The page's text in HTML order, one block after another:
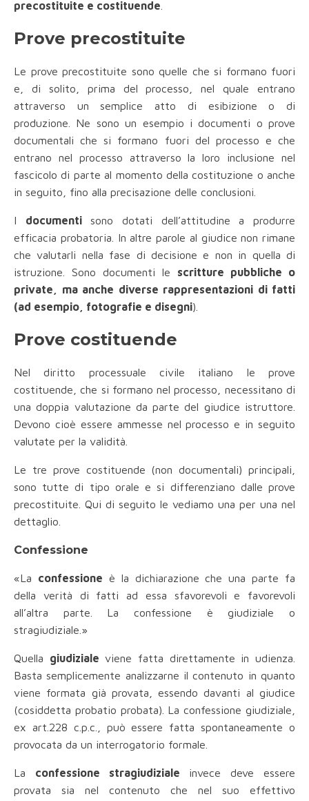
precostituite e costituende
Prove precostituite
Le prove precostituite sono quelle che si formano fuori
e, di solito, prima del processo, nel quale entrano
attraverso un semplice atto di esibizione o di
produzione. Ne sono un esempio i documenti o prove
documentali che si formano fuori del processo e che
entrano nel processo attraverso la loro inclusione nel
fascicolo di parte al momento della costituzione o anche
in seguito, fino alla precisazione delle conclusioni.
I documentisono dotati dell’attitudine a produrre
efficacia probatoria. In altre parole al giudice non rimane
che valutarli nella fase di decisione e non in quella di
istruzione. Sono documenti le scritture pubbliche o
private, ma anche diverse rappresentazioni di fatti
(ad esempio, fotografie e disegni).
Prove costituende
Nel diritto processuale civile italiano le prove
costituende, che si formano nel processo, necessitano di
una doppia valutazione da parte del giudice istruttore.
Devono cioè essere ammesse nel processo e in seguito
valutate per la validità.
Le tre prove costituende (non documentali) principali,
sono tutte di tipo orale e si differenziano dalle prove
precostituite. Qui di seguito le vediamo una per una nel
dettaglio.
Confessione
«La confessione è la dichiarazione che una parte fa
della verità di fatti ad essa sfavorevoli e favorevoli
all’altra parte. La confessione è giudiziale o
stragiudiziale.»
Quella giudiziale viene fatta direttamente in udienza.
Basta semplicemente analizzarne il contenuto in quanto
viene formata già provata, essendo davanti al giudice
(cosiddetta probatio probata). La confessione giudiziale,
ex art.228 c.p.c., può essere fatta spontaneamente o
provocata da un interrogatorio formale.
La confessione stragiudiziale invece deve essere
provata sia nel contenuto che nel suo effettivo